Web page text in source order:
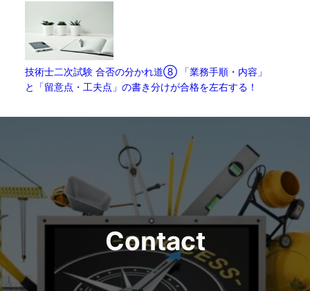
技術士二次試験 合否の分かれ道⑧ 「業務手順・内容」
と「留意点・工夫点」の書き分けが合格を左右する！
Contact